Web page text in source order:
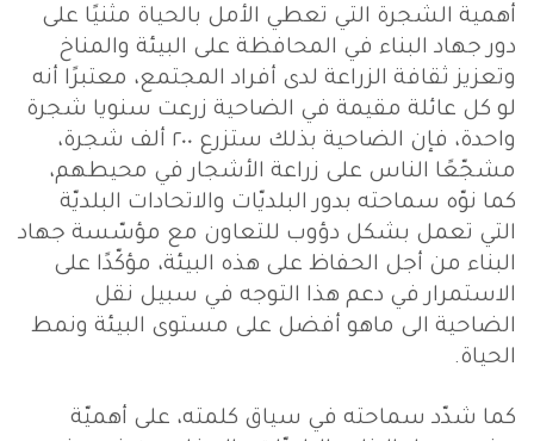
أهمية الشجرة التي تعطي الأمل بالحياة مثنيًا على
دور جهاد البناء في المحافظة على البيئة والمناخ
وتعزيز ثقافة الزراعة لدى أفراد المجتمع، معتبرًا أنه
لو كل عائلة مقيمة في الضاحية زرعت سنويا شجرة
واحدة، فإن الضاحية بذلك ستزرع ٢٠٠ ألف شجرة،
مشجّعًا الناس على زراعة الأشجار في محيطهم،
كما نوّه سماحته بدور البلديّات والاتحادات البلديّة
التي تعمل بشكل دؤوب للتعاون مع مؤسّسة جهاد
البناء من أجل الحفاظ على هذه البيئة، مؤكّدًا على
الاستمرار في دعم هذا التوجه في سبيل نقل
الضاحية الى ماهو أفضل على مستوى البيئة ونمط
الحياة.
كما شدّد سماحته في سياق كلمته، على أهميّة